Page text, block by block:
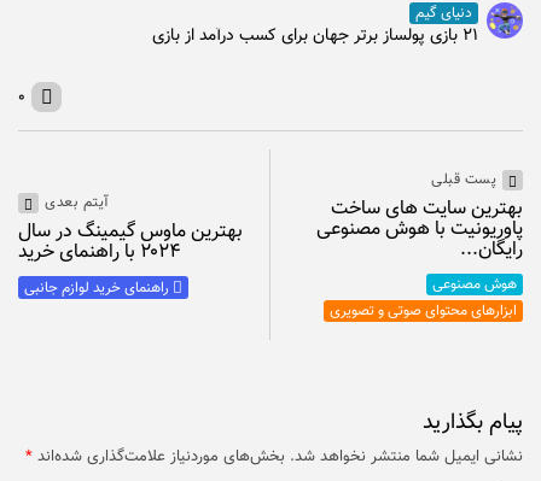
دنیای گیم
۲۱ بازی پولساز برتر جهان برای کسب درآمد از بازی
۰
پست قبلی
بهترین سایت های ساخت
پاوریونیت با هوش مصنوعی
رایگان...
هوش مصنوعی
ابزارهای محتوای صوتی و تصویری
آیتم بعدی
بهترین ماوس گیمینگ در سال
۲۰۲۴ با راهنمای خرید
راهنمای خرید لوازم جانبی
پیام بگذارید
نشانی ایمیل شما منتشر نخواهد شد. بخش‌های موردنیاز علامت‌گذاری شده‌اند *